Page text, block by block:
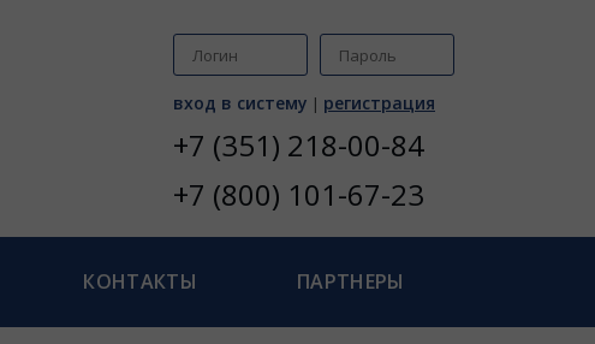
вход в систему | регистрация
+7 (351) 218-00-84
+7 (800) 101-67-23
КОНТАКТЫ ПАРТНЕРЫ